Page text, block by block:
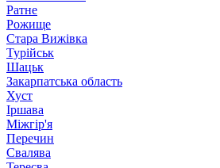
Ратне
Рожище
Стара Вижівка
Турійськ
Шацьк
Закарпатська область
Хуст
Іршава
Міжгір'я
Перечин
Свалява